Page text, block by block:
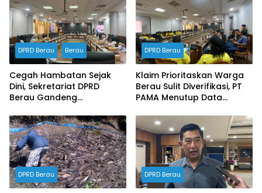
DPRD Berau Berau
Cegah Hambatan Sejak
Dini, Sekretariat DPRD
Berau Gandeng
Dokumen Manajemen
Risiko Tahun 2026
DPRD Berau
Klaim Prioritaskan Warga
Berau Sulit Diverifikasi, PT
PAMA Menutup Data
RDP DPRD
DPRD Berau DPRD Berau